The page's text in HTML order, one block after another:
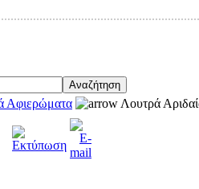
Αφιερώματα
Λουτρά